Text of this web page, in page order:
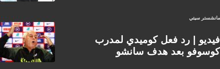
مانشستر سيتي
فيديو | رد فعل كوميدي لمدرب
كوسوفو بعد هدف سانشو